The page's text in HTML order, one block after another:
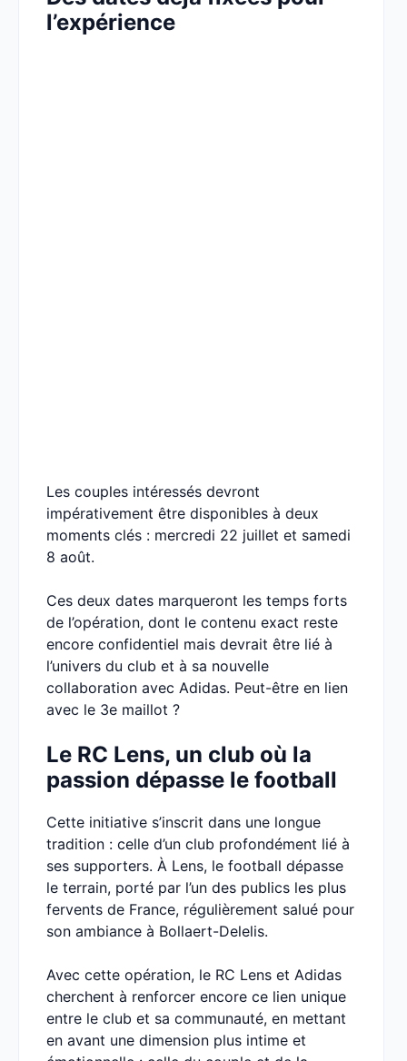
l’expérience
Les couples intéressés devront
impérativement être disponibles à deux
moments clés : mercredi 22 juillet et samedi
8 août.
Ces deux dates marqueront les temps forts
de l’opération, dont le contenu exact reste
encore confidentiel mais devrait être lié à
l’univers du club et à sa nouvelle
collaboration avec Adidas. Peut-être en lien
avec le 3e maillot ?
Le RC Lens, un club où la
passion dépasse le football
Cette initiative s’inscrit dans une longue
tradition : celle d’un club profondément lié à
ses supporters. À Lens, le football dépasse
le terrain, porté par l’un des publics les plus
fervents de France, régulièrement salué pour
son ambiance à Bollaert-Delelis.
Avec cette opération, le RC Lens et Adidas
cherchent à renforcer encore ce lien unique
entre le club et sa communauté, en mettant
en avant une dimension plus intime et